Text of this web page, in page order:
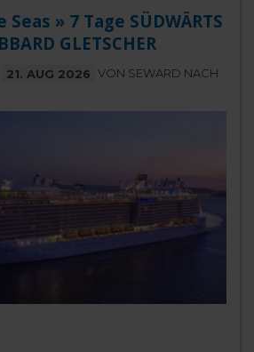
» 7 Tage SÜDWÄRTS
GLETSCHER
21. AUG 2026 VON SEWARD NACH